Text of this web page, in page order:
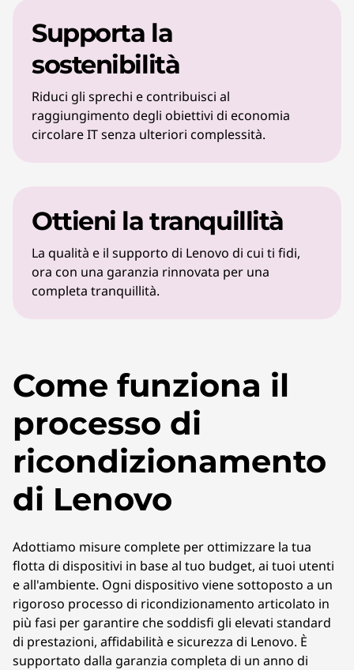
Supporta la
sostenibilità
Riduci gli sprechi e contribuisci al
raggiungimento degli obiettivi di economia
circolare IT senza ulteriori complessità.
Ottieni la tranquillità
La qualità e il supporto di Lenovo di cui ti fidi,
ora con una garanzia rinnovata per una
completa tranquillità.
Come funziona il
processo di
ricondizionamento
di Lenovo
Adottiamo misure complete per ottimizzare la tua
flotta di dispositivi in base al tuo budget, ai tuoi utenti
e all'ambiente. Ogni dispositivo viene sottoposto a un
rigoroso processo di ricondizionamento articolato in
più fasi per garantire che soddisfi gli elevati standard
di prestazioni, affidabilità e sicurezza di Lenovo. È
supportato dalla garanzia completa di un anno di